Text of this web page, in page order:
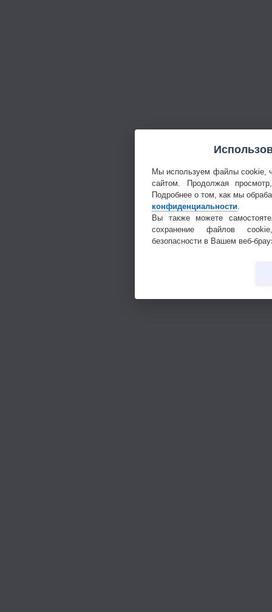
Мы используем файлы cookie,
сайтом. Продолжая
Подробнее о том, как мы
конфиденциальности
Вы также можете
сохранение файлов
безопасности в Вашем веб-